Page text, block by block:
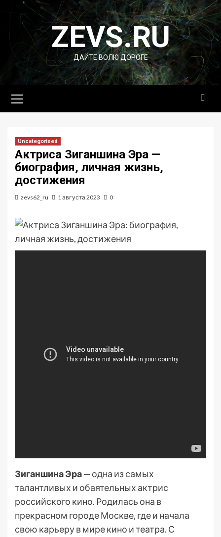
Перейти
содержимомуZEVS.RU
ДАЙТЕ ВОЛЮ ДОРОГЕ
меню
Uncategorised
Актриса Зиганшина Эра —
биография, личная жизнь,
достижения
zevs62_ru 1 августа 2023 0
Зиганшина Эра— одна из самых
талантливых и обаятельных актрис
российского кино. Родилась она в
прекрасном городе Москве, где и начала
свою карьеру в мире кино и театра. С